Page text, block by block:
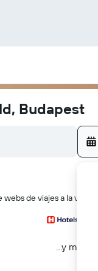
Budapest
de viajes a la vez
...y más